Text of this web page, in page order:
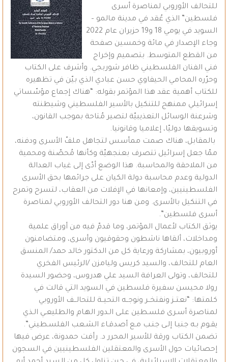
للتحالف الأوروبي لمناصرة أسرى
فلسطين” الذي عُقد في مدينة مالمو –
وجاء الإصدار في مائة وخمسين صفحة
من القطع المتوسط. بتصميم وإخراج
فني الفنان الفلسطيني ظافر شوربجي. وأشرف على الكتاب
وحرّره المحامي الحيفاوي حسن عبادي الذي بيّن في تظهيره
للكتاب أهمية عقد هذا المؤتمر بقوله: “هناك إجماع مؤسّساتي
إسرائيلي ممنهج للتنكيل بالأسير الفلسطيني وشيطنته
وشرعنة الوسائل التعذيبيّة لتصير مُتاحة بموجب القانون،
وتسويقها دوليّا، إعلاميا وقانونيا.
بالمقابل، هناك صمت ممأسس لتجاهل ملفّ الأسرى ودفنه،
ممّا جعل إسرائيل تتصرف بعنجهيّة وكأنها مُحصّنة ومحمية
من الملاحقة والمحاسبة. هذا الوضع أدّى إلى غياب العدالة
الدولية وعدم محاسبة دولة الكيان على جرائمها بحق الأسرى
الفلسطينيين، وإمعانها في الإفلات من العقاب، لتسرح وتمرح
في التنكيل بالأسرى. ومن هنا دور التحالف الأوروبي لمناصرة
أسرى فلسطين”.
يوثق الكتاب لأعمال المؤتمر، وما قدمّ فيه من أوراق علمية
ومداخلات، ألقاها ناشطون وحقوقيون وأسرى، ومتضامنون
أوروبيون، بمشاركة ورعاية كل من الدكتور خالد حمد/ المنسق
العام للتحالف، والسيد كريس وليامزن /الرئيس الفخري
للتحالف، وتولى العرافة السيد علي هدروس، وحضور السيدة
رولا محيسن سفيرة فلسطين في السويد التي قالت في
كلمتها: “نعتــز ونفتخــر ونوجــه التحيــة للتحالــف الأوروبي
لمناصرة أسـرى فلسـطين علـى الـدور الهـام والطليعـي الـذي
يقـوم بـه جنبـا إلـى جنـب مـع أصدقـاء الشـعب الفلسـطيني”.
تضمن الكتاب ورقة للأسير المحرر د. رأفت حمدونة، عرض فيها
إحصائيات حول الأسرى والمعتقلين الفلسطينيين في السجون